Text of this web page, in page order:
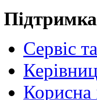
Підтримка
Сервіс
Корисна